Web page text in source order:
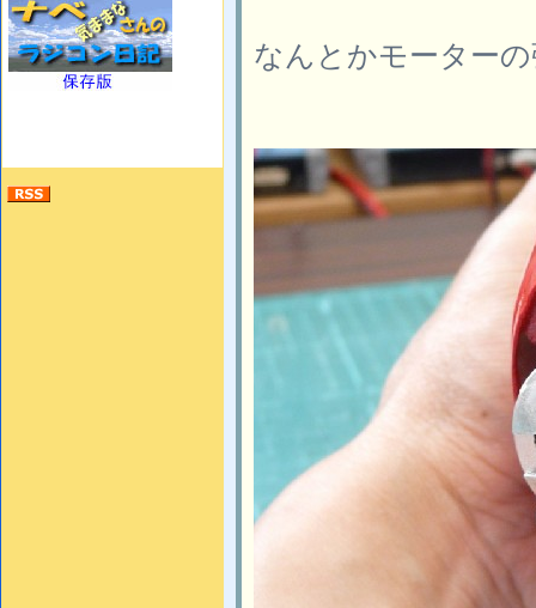
なんとかモーター